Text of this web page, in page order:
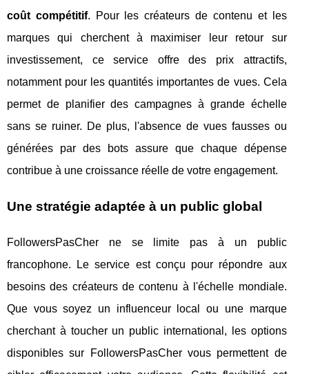
coût compétitif. Pour les créateurs de contenu et les
marques qui cherchent à maximiser leur retour sur
investissement, ce service offre des prix attractifs,
notamment pour les quantités importantes de vues. Cela
permet de planifier des campagnes à grande échelle
sans se ruiner. De plus, l'absence de vues fausses ou
générées par des bots assure que chaque dépense
contribue à une croissance réelle de votre engagement.
Une stratégie adaptée à un public global
FollowersPasCher ne se limite pas à un public
francophone. Le service est conçu pour répondre aux
besoins des créateurs de contenu à l'échelle mondiale.
Que vous soyez un influenceur local ou une marque
cherchant à toucher un public international, les options
disponibles sur FollowersPasCher vous permettent de